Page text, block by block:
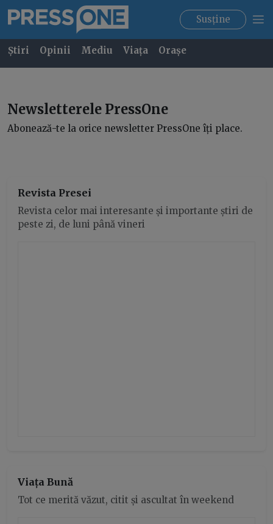
Susține
Știri Opinii Mediu Viața Orașe
Newsletterele PressOne
Abonează-te la orice newsletter PressOne îți place.
Revista Presei
Revista celor mai interesante și importante știri de
peste zi, de luni până vineri
Viața Bună
Tot ce merită văzut, citit și ascultat în weekend